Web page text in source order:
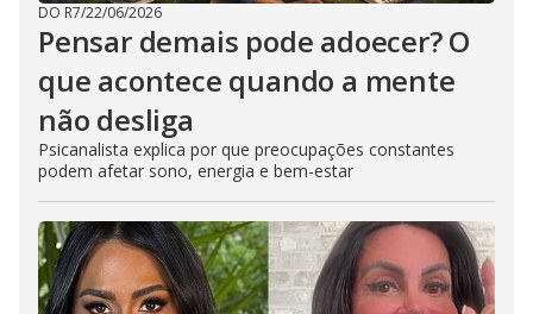
DO R7/22/06/2026
Pensar demais pode adoecer? O
que acontece quando a mente
não desliga
Psicanalista explica por que preocupações constantes
podem afetar sono, energia e bem-estar